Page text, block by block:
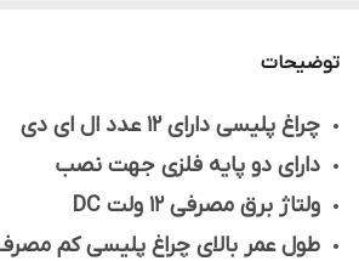
توضیحات
چراغ پلیسی دارای 12 عدد ال ای دی
دارای دو پایه فلزی جهت نصب
ولتاژ برق مصرفی 12 ولت DC
طول عمر بالای چراغ پلیسی کم